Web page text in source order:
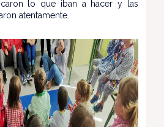
lo que iban a hacer y las
atentamente.